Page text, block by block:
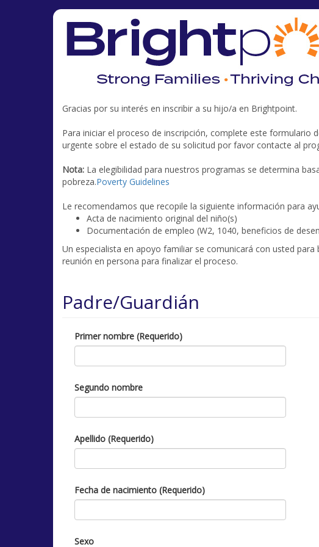
Gracias por su interés en inscribir a su hijo/a en Brightpoint.
Para iniciar el proceso de inscripción, complete este formulario
urgente sobre el estado de su solicitud por favor contacte al
Nota: La elegibilidad para nuestros programas se determina
pobreza.Poverty Guidelines
Le recomendamos que recopile la siguiente información para
Acta de nacimiento original del niño(s)
Documentación de empleo (W2, 1040, beneficios de
Un especialista en apoyo familiar se comunicará con usted
reunión en persona para finalizar el proceso.
Padre/Guardián
Primer nombre (Requerido)
Segundo nombre
Apellido (Requerido)
Fecha de nacimiento (Requerido)
Sexo